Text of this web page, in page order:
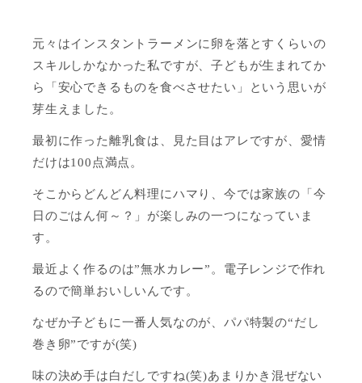
元々はインスタントラーメンに卵を落とすくらいの
スキルしかなかった私ですが、子どもが生まれてか
ら「安心できるものを食べさせたい」という思いが
芽生えました。
最初に作った離乳食は、見た目はアレですが、愛情
だけは100点満点。
そこからどんどん料理にハマり、今では家族の「今
日のごはん何～？」が楽しみの一つになっていま
す。
最近よく作るのは”無水カレー”。電子レンジで作れ
るので簡単おいしいんです。
なぜか子どもに一番人気なのが、パパ特製の“だし
巻き卵”ですが(笑)
味の決め手は白だしですね(笑)あまりかき混ぜない